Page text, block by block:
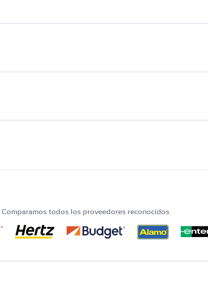
Comparamos todos los proveedores reconocidos